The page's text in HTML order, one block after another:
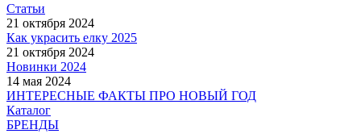
Статьи
21 октября 2024
Как украсить елку 2025
21 октября 2024
Новинки 2024
14 мая 2024
ИНТЕРЕСНЫЕ ФАКТЫ ПРО НОВЫЙ ГОД
Каталог
БРЕНДЫ